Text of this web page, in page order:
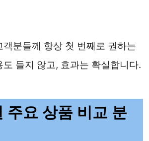
분들께 항상 첫 번째로 권하는
도 들지 않고, 효과는 확실합니다.
주요 상품 비교 분